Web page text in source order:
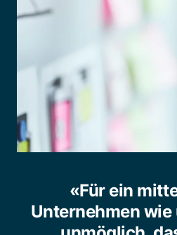
«Für ein
Unternehmen wie